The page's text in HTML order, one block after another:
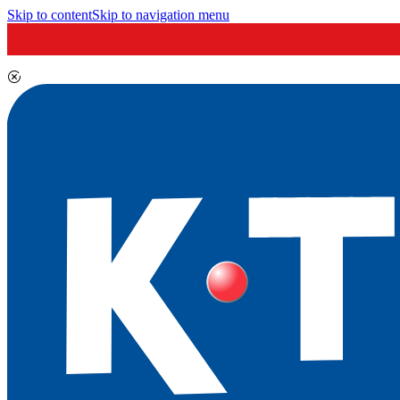
Skip to contentSkip to navigation menu